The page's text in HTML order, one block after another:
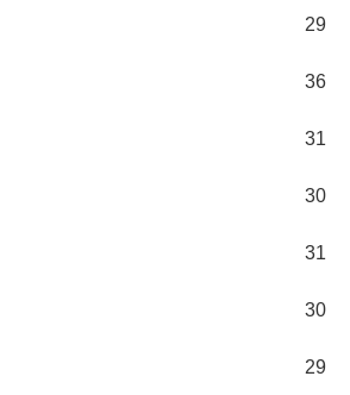
29
36
31
30
31
30
29